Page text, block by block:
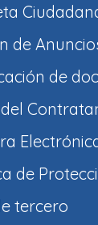
de
de
de
tercero